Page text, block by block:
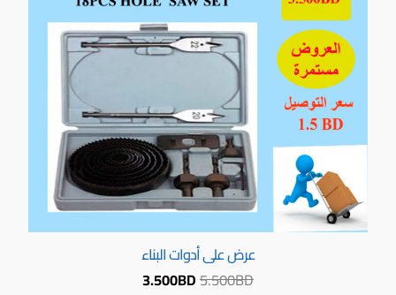
عرض على أدوات البناء
5.500BD
3.500BD